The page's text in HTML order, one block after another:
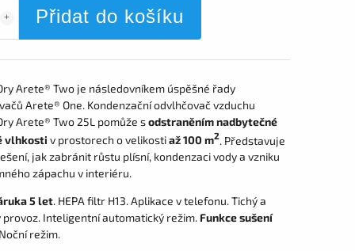
Přidat do košíku
Arete® Two je následovníkem úspěšné řady
Arete® One. Kondenzační odvlhčovač vzduchu
Arete® Two 25L pomůže sodstraněním nadbytečné
vlhkosti v prostorech o velikostiaž 100 m2. Představuje
jak zabránit růstu plísní, kondenzaci vody a vzniku
zápachu v interiéru.
5 let. HEPA filtr H13. Aplikace v telefonu. Tichý a
provoz. Inteligentní automatický režim. Funkce sušení
režim.